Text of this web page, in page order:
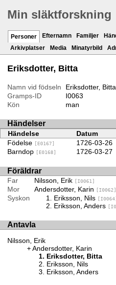
Min släktforskning
Personer Efternamn Familjer
Arkivplatser
Media Minatyrbild
Eriksdotter, Bitta
Namn vid födseln
Eriksdotter, Bitta
Gramps-ID
I0063
Kön
man
Händelser
Händelse Datum
Födelse
[E0167]
1726-03-26
Barndop
[E0168] 1726-03-27
Föräldrar
Far Nilsson, Erik [I0061]
Mor Andersdotter, Karin [I0062]
Syskon Eriksson, Nils [I0064]
Eriksson, Anders
Antavla
Nilsson, Erik
Andersdotter, Karin
Eriksdotter, Bitta
Eriksson, Nils
Eriksson, Anders